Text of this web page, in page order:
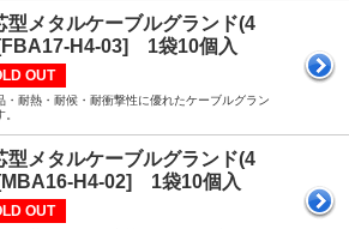
型メタルケーブルグランド(4
H4-03] 1袋10個入
OUT
・耐熱・耐候・耐衝撃性に優れたケーブルグラン
。
型メタルケーブルグランド(4
H4-02] 1袋10個入
OUT